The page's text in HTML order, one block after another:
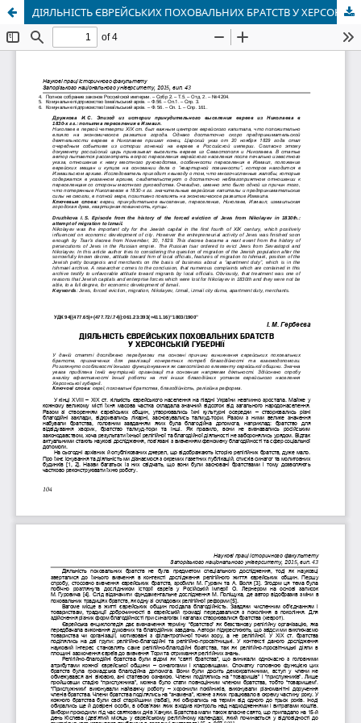
ДІЯЛЬНІСТЬ ЄВРЕЙСЬКИХ ПОХОВАЛЬНИХ БРАТСТВ У ХЕРСОНСЬКІЙ ГУБЕРНІЇ